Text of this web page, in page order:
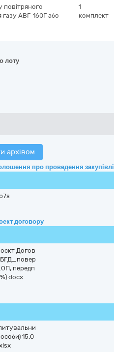
повітряного
АВГ-160Г або
1
комплект
лоту
архівом
про проведення закупівлі
договору
Догов
передп
15.0